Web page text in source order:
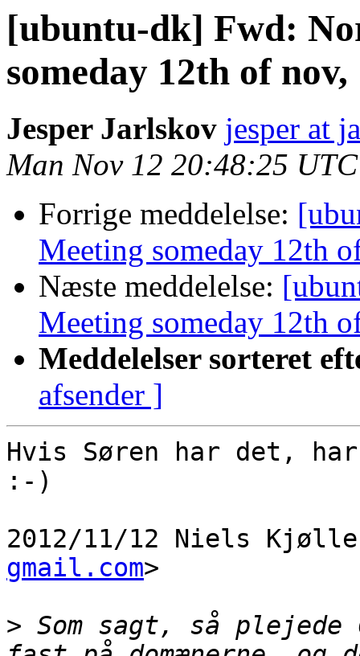
[ubuntu-dk] Fwd:
someday 12th of
Jesper Jarlskov jesper at
Man Nov 12 20:48:25
Forrige meddelelse:
Meeting someday 12th
Næste meddelelse:
Meeting someday 12th
Meddelelser sorteret
afsender ]
Hvis Søren har det,
:-)
2012/11/12 Niels
gmail.com>
> Som sagt, så